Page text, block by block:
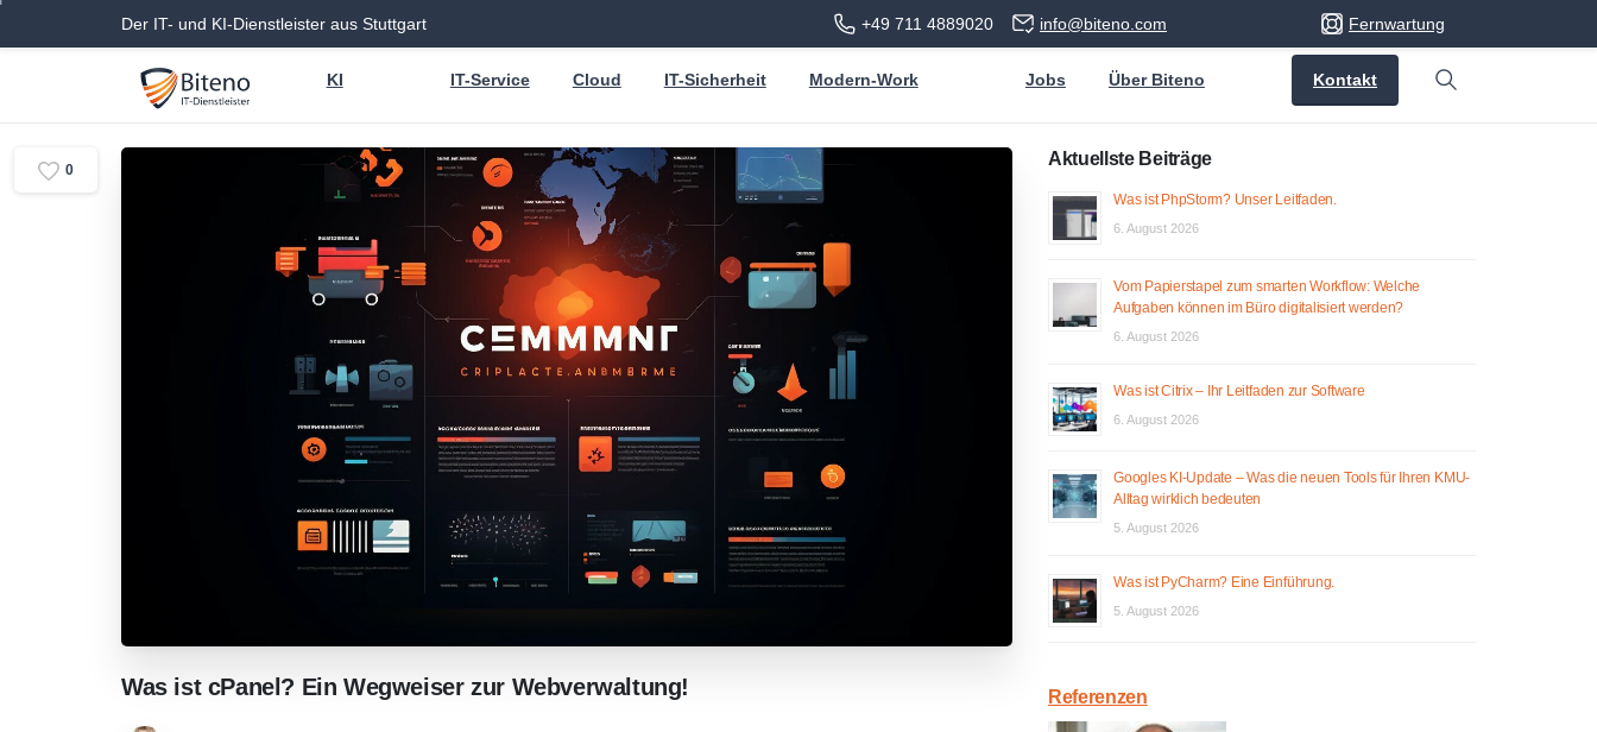
Der IT- und KI-Dienstleister aus Stuttgart +49 711 4889020 info@biteno.com Fernwartung
KI IT-Service Cloud IT-Sicherheit Modern-Work Jobs Über Biteno Kontakt
Search
Was ist cPanel? Ein Wegweiser zur Webverwaltung!
0
Aktuellste Beiträge
Was ist PhpStorm? Unser Leitfaden.
6. August 2026
Vom Papierstapel zum smarten Workflow: Welche
Aufgaben können im Büro digitalisiert werden?
6. August 2026
Was ist Citrix – Ihr Leitfaden zur Software
6. August 2026
Googles KI-Update – Was die neuen Tools für Ihren KMU-
Alltag wirklich bedeuten
5. August 2026
Was ist PyCharm? Eine Einführung.
5. August 2026
Referenzen